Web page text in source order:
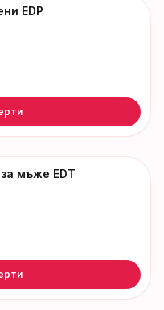
EDP
мъже EDT